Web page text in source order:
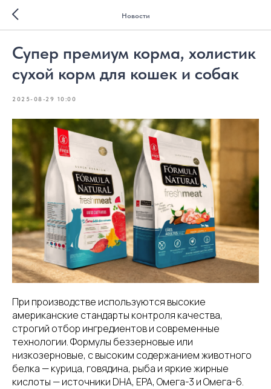
Новости
Супер премиум корма, холистик
сухой корм для кошек и собак
2025-08-29 10:00
При производстве используются высокие
американские стандарты контроля качества,
строгий отбор ингредиентов и современные
технологии. Формулы беззерновые или
низкозерновые, с высоким содержанием животного
белка — курица, говядина, рыба и яркие жирные
кислоты — источники DHA, EPA, Омега-3 и Омега-6.